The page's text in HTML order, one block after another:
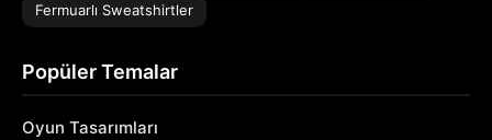
Fermuarlı Sweatshirtler
Popüler Temalar
Oyun Tasarımları